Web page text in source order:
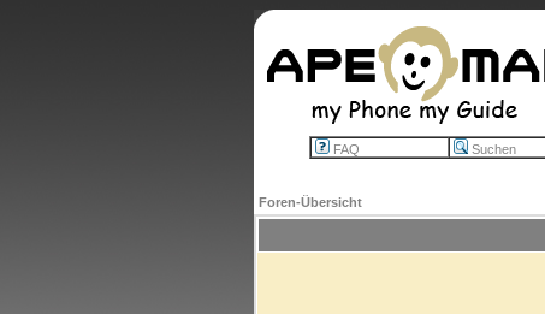
FAQ Suchen
Foren-Übersicht